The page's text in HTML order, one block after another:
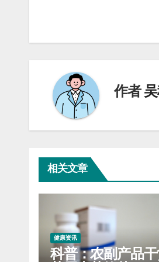
导
作者
相关文章
健康资讯
科普：农副产品